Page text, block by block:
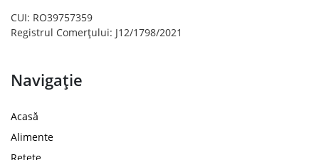
CUI: RO39757359
Registrul Comerțului: J12/1798/2021
Navigație
Acasă
Alimente